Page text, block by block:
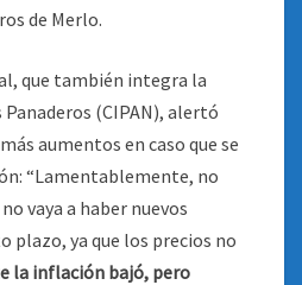
de Merlo.
que también integra la
(CIPAN), alertó
aumentos en caso que se
“Lamentablemente, no
vaya a haber nuevos
plazo, ya que los precios no
la inflación bajó, pero